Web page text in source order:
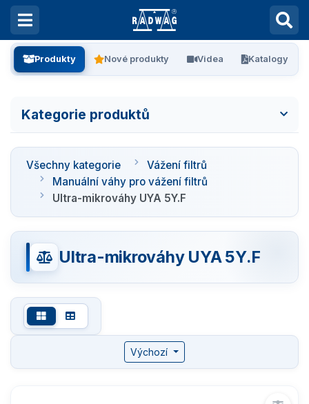
Produkty Nové produkty Videa Katalogy
Kategorie produktů
Všechny kategorie
Laboratorní váhy
Robotické váhy RB 5Y.F
Robotický systém RMC F
Automatické váhy UMA 5Y.F
Automatické váhy AK 5Y.F
Manuální váhy pro vážení filtrů
Všechny kategorie
Vážení filtrů
Manuální váhy pro vážení filtrů
Ultra-mikrováhy UYA 5Y.F
Ultra-mikrováhy UYA 5Y.F
Výchozí